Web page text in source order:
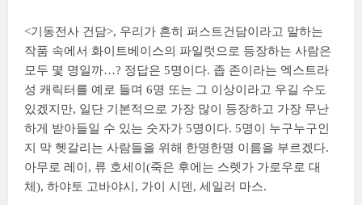
<기동전사 건담>, 우리가 흔히 퍼스트건담이라고 말하는
작품 속에서 화이트베이스의 파일럿으로 등장하는 사람은
모두 몇 명일까…? 정답은 5명이다. 좁 존이라는 엑스트라
성 캐릭터를 예로 들며 6명 또는 그 이상이라고 우길 수도
있겠지만, 일단 기본적으로 가장 많이 등장하고 가장 무난
하게 받아들일 수 있는 숫자가 5명이다. 5명이 누구누구인
지 막 헷갈리는 사람들을 위해 한명한명 이름을 부르겠다.
아무로 레이, 류 호세이(죽은 후에는 스렛가 가로우로 대
체), 하야토 고바야시, 가이 시덴, 세일러 마스.